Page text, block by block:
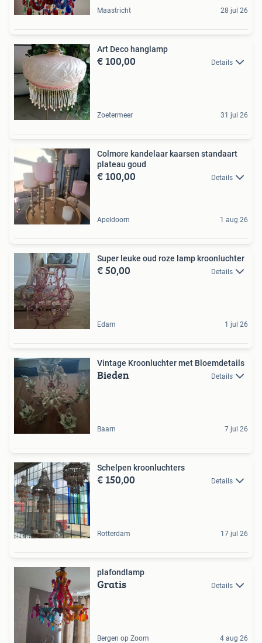
Maastricht 28 jul 26
Art Deco hanglamp
€ 100,00 Details
Zoetermeer 31 jul 26
Colmore kandelaar kaarsen standaart
plateau goud
€ 100,00 Details
Apeldoorn 1 aug 26
Super leuke oud roze lamp kroonluchter
€ 50,00 Details
Edam 1 jul 26
Vintage Kroonluchter met Bloemdetails
Bieden Details
Baarn 7 jul 26
Schelpen kroonluchters
€ 150,00 Details
Rotterdam 17 jul 26
plafondlamp
Gratis Details
Bergen op Zoom 4 aug 26